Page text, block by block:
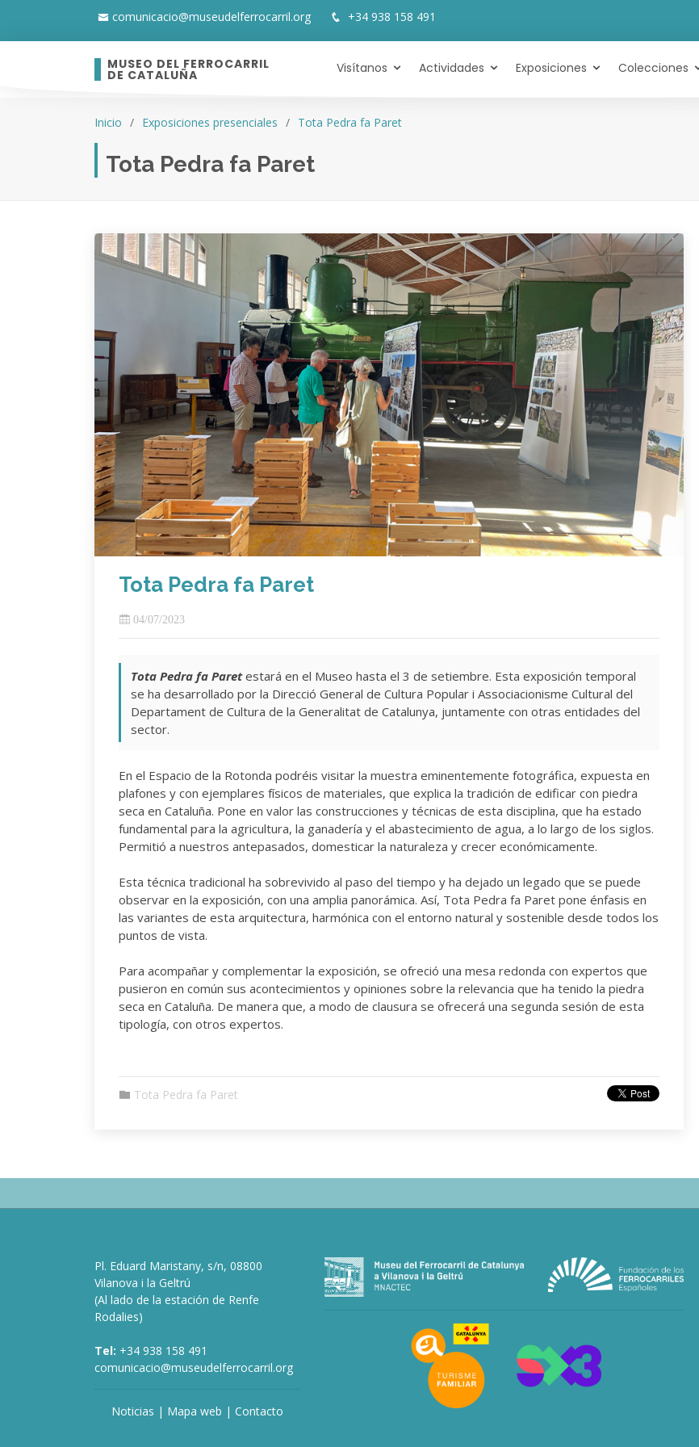
comunicacio@museudelferrocarril.org +34 938 158 491
MUSEO DEL FERROCARRIL
DE CATALUÑA Visítanos Actividades Exposiciones Colecciones
Inicio Exposiciones presenciales Tota Pedra fa Paret
Tota Pedra fa Paret
Tota Pedra fa Paret
04/07/2023
Tota Pedra fa Paretestará en el Museo hasta el 3 de setiembre. Esta exposición temporal
se ha desarrollado por la Direcció General de Cultura Popular i Associacionisme Cultural del
Departament de Cultura de la Generalitat de Catalunya, juntamente con otras entidades del
sector.
En el Espacio de la Rotonda podréis visitar la muestra eminentemente fotográfica, expuesta en
plafones y con ejemplares físicos de materiales, que explica la tradición de edificar con piedra
seca en Cataluña. Pone en valor las construcciones y técnicas de esta disciplina, que ha estado
fundamental para la agricultura, la ganadería y el abastecimiento de agua, a lo largo de los siglos.
Permitió a nuestros antepasados, domesticar la naturaleza y crecer económicamente.
Esta técnica tradicional ha sobrevivido al paso del tiempo y ha dejado un legado que se puede
observar en la exposición, con una amplia panorámica. Así, Tota Pedra fa Paret pone énfasis en
las variantes de esta arquitectura, harmónica con el entorno natural y sostenible desde todos los
puntos de vista.
Para acompañar y complementar la exposición, se ofreció una mesa redonda con expertos que
pusieron en común sus acontecimientos y opiniones sobre la relevancia que ha tenido la piedra
seca en Cataluña. De manera que, a modo de clausura se ofrecerá una segunda sesión de esta
tipología, con otros expertos.
Tota Pedra fa Paret
Pl. Eduard Maristany, s/n, 08800
Vilanova i la Geltrú
(Al lado de la estación de Renfe
Rodalies)
Tel: +34 938 158 491
comunicacio@museudelferrocarril.org
Noticias | Mapa web | Contacto